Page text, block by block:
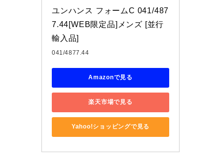
ユンハンス フォームC 041/487
7.44[WEB限定品]メンズ [並行
輸入品]
041/4877.44
Amazonで見る
楽天市場で見る
Yahoo!ショッピングで見る